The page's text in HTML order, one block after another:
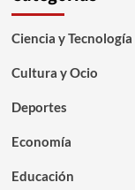
Ciencia y Tecnología
Cultura y Ocio
Deportes
Economía
Educación